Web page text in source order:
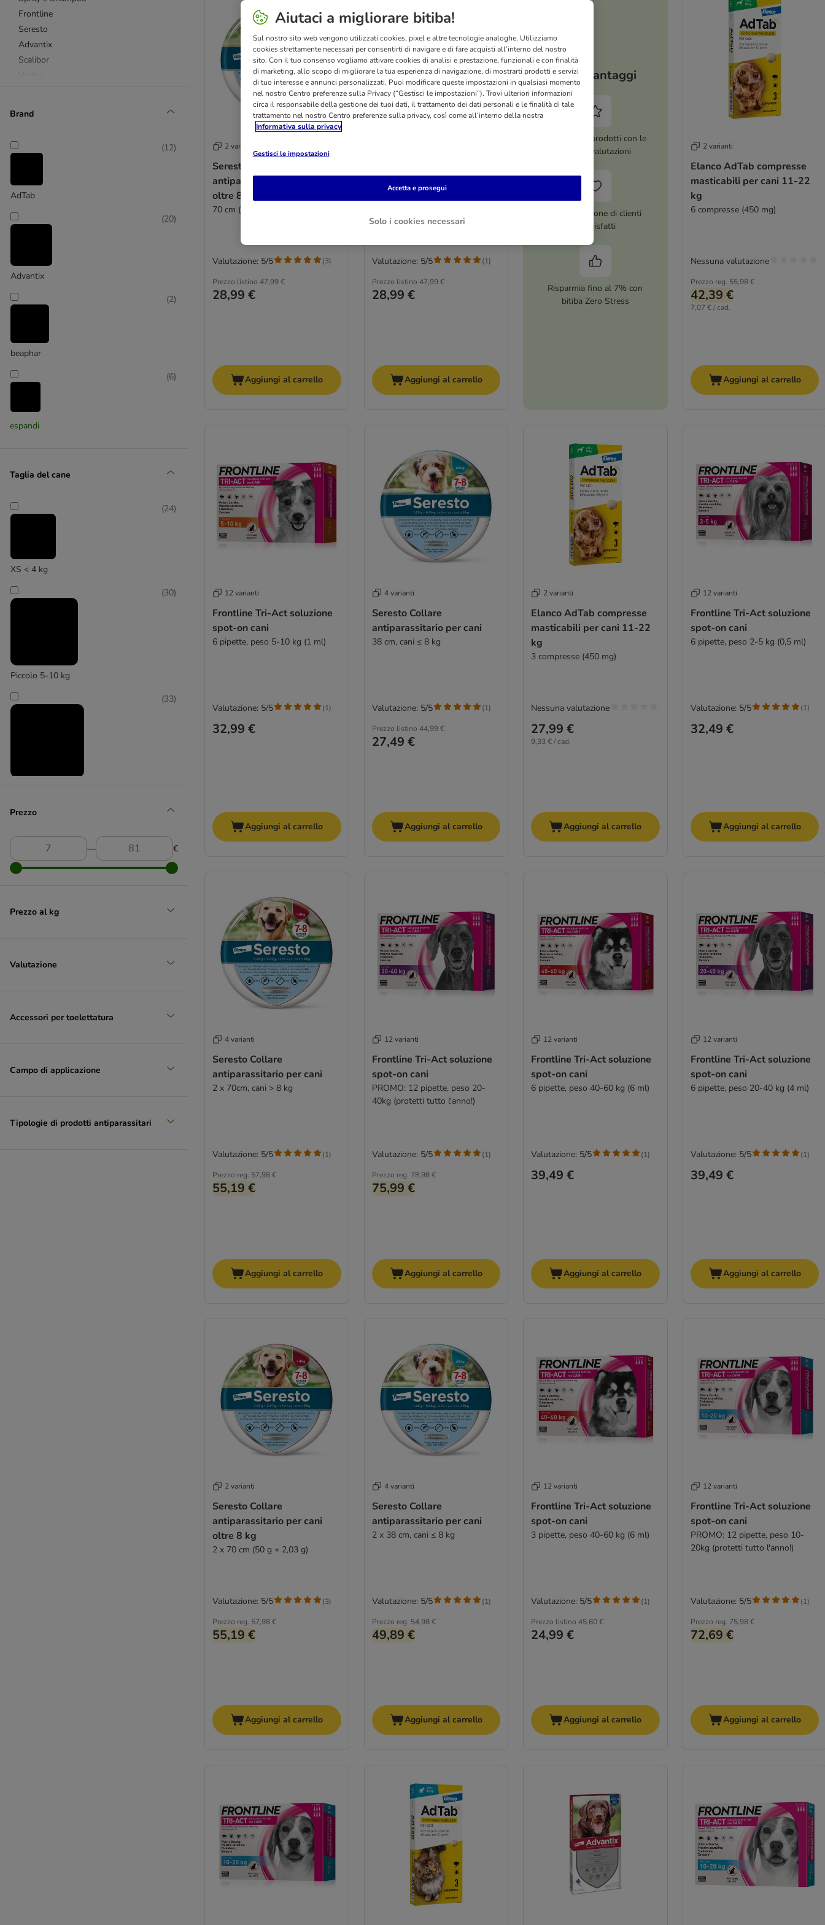
Frontline
Seresto
Advantix
Scalibor
Prodotti contro i pidocchi
Brand
AdTab
(12)
Advantix
(20)
beaphar
(2)
Effitix
(6)
Frontline
espandi
Taglia del cane
XS < 4 kg
(24)
Piccolo 5-10 kg
(30)
(33)
34)
Prezzo
― €
Prezzo al kg
Valutazione
Accessori per toelettatura
Campo di applicazione
Tipologie di prodotti antiparassitari
2 varianti
Seresto Collare
antiparassitario per cani
oltre 8 kg
70 cm (4,50 g + 2,03 g)
Prezzo listino 47,99 €
28,99 €
Valutazione: 5/5 (3)
Aggiungi al carrello
70 cm, cani > 8 kg,
Prezzo listino 47,99 €
28,99 €
Valutazione: 5/5 (1)
Aggiungi al carrello
I tuoi vantaggi
Oltre 8.000 prodotti con le
migliori valutazioni
Più di 1 milione di clienti
soddisfatti
Risparmia fino al 7% con
bitiba Zero Stress
2 varianti
Elanco AdTab compresse
masticabili per cani 11-22
kg
6 compresse (450 mg)
Prezzo reg. 55,98 €
42,39 €
7,07 € / cad.
Nessuna valutazione
Aggiungi al carrello
12 varianti
Frontline Tri-Act soluzione
spot-on cani
6 pipette, peso 5-10 kg (1 ml)
32,99 €
Valutazione: 5/5 (1)
Aggiungi al carrello
4 varianti
Seresto Collare
antiparassitario per cani
38 cm, cani ≤ 8 kg
Prezzo listino 44,99 €
27,49 €
Valutazione: 5/5 (1)
Aggiungi al carrello
2 varianti
Elanco AdTab compresse
masticabili per cani 11-22
kg
3 compresse (450 mg)
27,99 €
9,33 € / cad.
Nessuna valutazione
Aggiungi al carrello
12 varianti
Frontline Tri-Act soluzione
spot-on cani
6 pipette, peso 2-5 kg (0,5 ml)
32,49 €
Valutazione: 5/5 (1)
Aggiungi al carrello
4 varianti
Seresto Collare
antiparassitario per cani
2 x 70cm, cani > 8 kg
Prezzo reg. 57,98 €
55,19 €
Valutazione: 5/5 (1)
Aggiungi al carrello
12 varianti
Frontline Tri-Act soluzione
spot-on cani
PROMO: 12 pipette, peso 20-
40kg (protetti tutto l'anno!)
Prezzo reg. 78,98 €
75,99 €
Valutazione: 5/5 (1)
Aggiungi al carrello
12 varianti
Frontline Tri-Act soluzione
spot-on cani
6 pipette, peso 40-60 kg (6 ml)
39,49 €
Valutazione: 5/5 (1)
Aggiungi al carrello
12 varianti
Frontline Tri-Act soluzione
spot-on cani
6 pipette, peso 20-40 kg (4 ml)
39,49 €
Valutazione: 5/5 (1)
Aggiungi al carrello
2 varianti
Seresto Collare
antiparassitario per cani
oltre 8 kg
2 x 70 cm (50 g + 2,03 g)
Prezzo reg. 57,98 €
55,19 €
Valutazione: 5/5 (3)
Aggiungi al carrello
4 varianti
Seresto Collare
antiparassitario per cani
2 x 38 cm, cani ≤ 8 kg
Prezzo reg. 54,98 €
49,89 €
Valutazione: 5/5 (1)
Aggiungi al carrello
12 varianti
Frontline Tri-Act soluzione
spot-on cani
3 pipette, peso 40-60 kg (6 ml)
Prezzo listino 45,60 €
24,99 €
Valutazione: 5/5 (1)
Aggiungi al carrello
12 varianti
Frontline Tri-Act soluzione
spot-on cani
PROMO: 12 pipette, peso 10-
20kg (protetti tutto l'anno!)
Prezzo reg. 75,98 €
72,69 €
Valutazione: 5/5 (1)
Aggiungi al carrello
Aiutaci a migliorare bitiba!
Sul nostro sito web vengono utilizzati cookies, pixel e altre tecnologie analoghe. Utilizziamo
cookies strettamente necessari per consentirti di navigare e di fare acquisti all’interno del nostro
sito. Con il tuo consenso vogliamo attivare cookies di analisi e prestazione, funzionali e con finalità
di marketing, allo scopo di migliorare la tua esperienza di navigazione, di mostrarti prodotti e servizi
di tuo interesse e annunci personalizzati. Puoi modificare queste impostazioni in qualsiasi momento
nel nostro Centro preferenze sulla Privacy (“Gestisci le impostazioni”). Trovi ulteriori informazioni
circa il responsabile della gestione dei tuoi dati, il trattamento dei dati personali e le finalità di tale
trattamento nel nostro Centro preferenze sulla privacy, così come all’interno della nostra
Informativa sulla privacy
Gestisci le impostazioni
Solo i cookies necessari
Accetta e prosegui